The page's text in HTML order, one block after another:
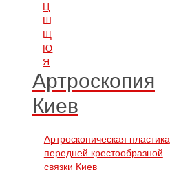
Ц
Ш
Щ
Ю
Я
Артроскопия
Киев
Артроскопическая пластика
передней крестообразной
связки Киев